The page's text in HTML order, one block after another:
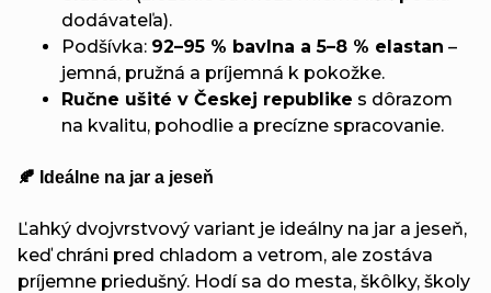
dodávateľa).
Podšívka: 92–95 % bavlna a 5–8 % elastan –
jemná, pružná a príjemná k pokožke.
Ručne ušité v Českej republike s dôrazom
na kvalitu, pohodlie a precízne spracovanie.
🍂 Ideálne na jar a jeseň
Ľahký dvojvrstvový variant je ideálny na jar a jeseň,
keď chráni pred chladom a vetrom, ale zostáva
príjemne priedušný. Hodí sa do mesta, škôlky, školy